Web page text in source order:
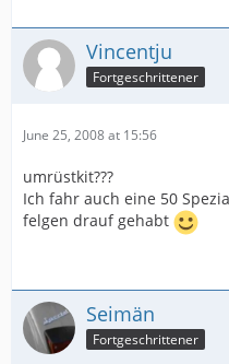
Vincentju
Fortgeschrittener
June 25, 2008 at 15:56
umrüstkit???
Ich fahr auch eine 50
felgen drauf gehabt
Seimän
Fortgeschrittener